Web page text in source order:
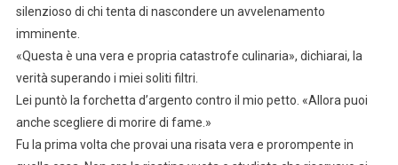
silenzioso di chi tenta di nascondere un avvelenamento
imminente.
«Questa è una vera e propria catastrofe culinaria», dichiarai, la
verità superando i miei soliti filtri.
Lei puntò la forchetta d’argento contro il mio petto. «Allora puoi
anche scegliere di morire di fame.»
Fu la prima volta che provai una risata vera e prorompente in